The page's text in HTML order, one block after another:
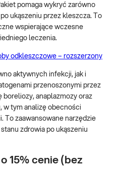
pomaga wykryć zarówno
ukąszeniu przez kleszcza. To
wspierające wczesne
leczenia.
odkleszczowe – rozszerzony
aktywnych infekcji, jak i
przenoszonymi przez
boreliozy, anaplazmozy oraz
w tym analizę obecności
To zaawansowane narzędzie
zdrowia po ukąszeniu
15% cenie (bez